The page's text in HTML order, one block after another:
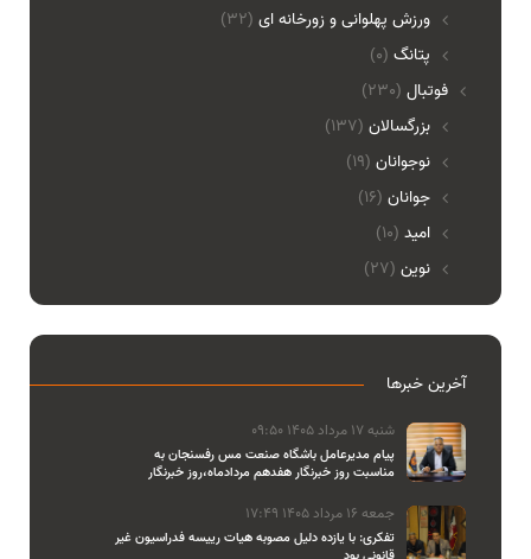
ورزش پهلوانی و زورخانه ای (32)
پتانگ (0)
(230) فوتبال
بزرگسالان (137)
نوجوانان (19)
جوانان (16)
امید (10)
نوین (27)
آخرین خبرها
شنبه 17 مرداد 1405 09:50
پیام مدیرعامل باشگاه صنعت مس رفسنجان به
مناسبت روز خبرنگار هفدهم مردادماه،روز خبرنگار
جمعه 16 مرداد 1405 17:49
تفکری: با یازده دلیل مصوبه هیات رییسه فدراسیون غیر